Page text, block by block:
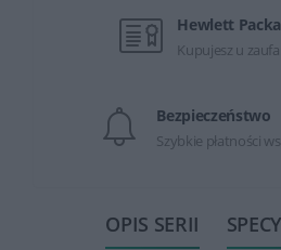
Hewlett
Kupujesz u
Bezpieczeństwo
Szybkie płatności
OPIS SERII